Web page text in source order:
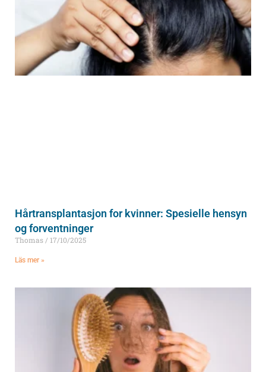
Hårtransplantasjon for kvinner: Spesielle hensyn
og forventninger
Thomas 17/10/2025
Läs mer »